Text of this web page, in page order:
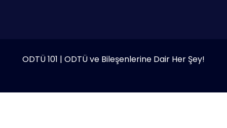
ODTÜ 101 | ODTÜ ve Bileşenlerine Dair Her Şey!